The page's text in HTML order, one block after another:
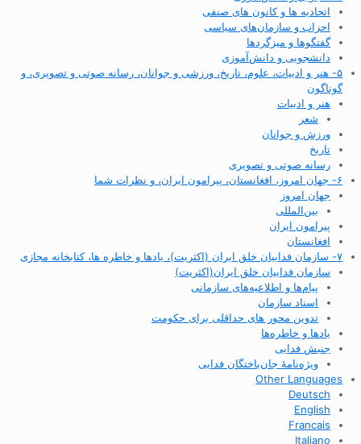
اتحادیه ها و کانون های صنفی
احزاب و سازمان‌های سیاسی
گفتگوها و میزگردها
دانشجویی و دانش‌آموزی
۵- هنر و ادبیات، علوم، تاریخ، ورزشی و جوانان، رسانه صوتی و تصویری، و
گوناگون
هنر و ادبیات
شعر
ورزش و جوانان
تاریخ
رسانه صوتی و تصویری
۶- جهان امروز، افغانستان، پیرامون ایران، و نظرات شما
جهان امروز
بین‌المللی
پیرامون ایران
افغانستان
۷- سازمان فداییان خلق ایران (اکثریت)، یادها و خاطره ها، کتابخانه مجازی
سازمان فداییان خلق ایران(اکثریت)
پیام‌ها و اطلاعیه‌های سازمانی
اسناد سازمان
تدوین محور های حداقلی برای حکومت
یادها و خاطره‌ها
جنبش فدایی
ویژه‌نامهٔ جان‌باختگان فدایی
Other Languages
Deutsch
English
Francais
Italiano